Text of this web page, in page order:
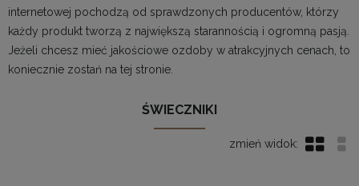
internetowej pochodzą od sprawdzonych producentów, którzy
każdy produkt tworzą z największą starannością i ogromną pasją.
Jeżeli chcesz mieć jakościowe ozdoby w atrakcyjnych cenach, to
koniecznie zostań na tej stronie.
ŚWIECZNIKI